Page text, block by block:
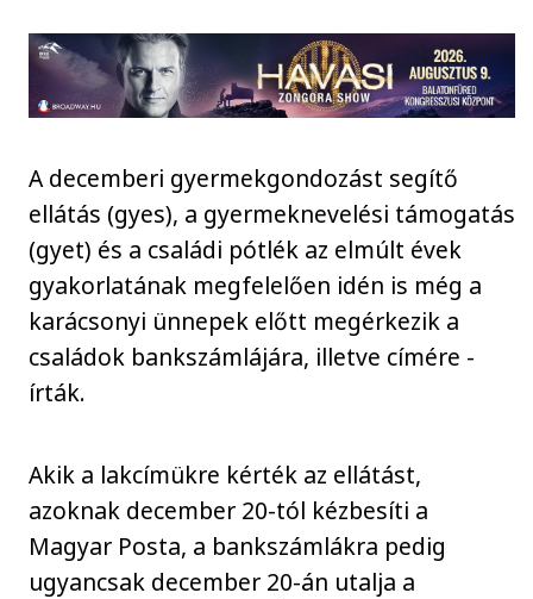
A decemberi gyermekgondozást segítő
ellátás (gyes), a gyermeknevelési támogatás
(gyet) és a családi pótlék az elmúlt évek
gyakorlatának megfelelően idén is még a
karácsonyi ünnepek előtt megérkezik a
családok bankszámlájára, illetve címére -
írták.
Akik a lakcímükre kérték az ellátást,
azoknak december 20-tól kézbesíti a
Magyar Posta, a bankszámlákra pedig
ugyancsak december 20-án utalja a